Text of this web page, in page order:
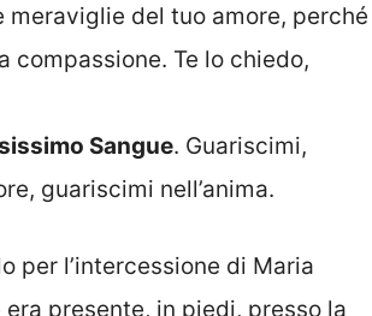
meraviglie del tuo amore, perché
compassione. Te lo chiedo,
Sangue. Guariscimi,
guariscimi nell’anima.
per l’intercessione di Maria
presente, in piedi, presso la